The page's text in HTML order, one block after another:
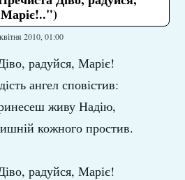
Маріє!..")
2010, 01:00
радуйся, Маріє!
ангел сповістив:
живу Надію,
кожного простив.
радуйся, Маріє!